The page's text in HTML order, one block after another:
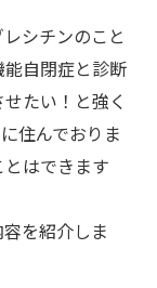
シチンのこと
自閉症と診断
たい！と強く
住んでおりま
はできます
を紹介しま